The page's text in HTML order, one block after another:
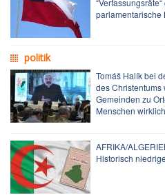
parlamentarische
politik
Tomáš Halík bei
des
Gemeinden zu
Menschen
AFRIKA/
Historisch